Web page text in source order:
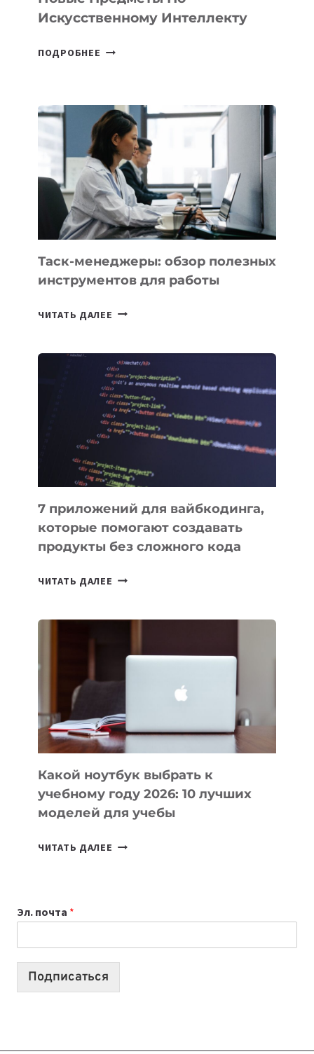
Искусственному Интеллекту
ПОДРОБНЕЕ
НОВЫЕ
ПРЕДМЕТЫ
ПО
ИСКУССТВЕННОМУ
ИНТЕЛЛЕКТУ
Таск-менеджеры: обзор полезных
инструментов для работы
ЧИТАТЬ ДАЛЕЕ ТАСК-
ПОЛЕЗНЫХ
ИНСТРУМЕНТОВ
ДЛЯ
РАБОТЫ
7 приложений для вайбкодинга,
которые помогают создавать
продукты без сложного кода
ЧИТАТЬ ДАЛЕЕ 7
ПОМОГАЮТ
СОЗДАВАТЬ
БЕЗ
СЛОЖНОГО
КОДА
Какой ноутбук выбрать к
учебному году 2026: 10 лучших
моделей для учебы
ЧИТАТЬ ДАЛЕЕ КАКОЙ
2026:
10
Эл. почта *
Подписаться